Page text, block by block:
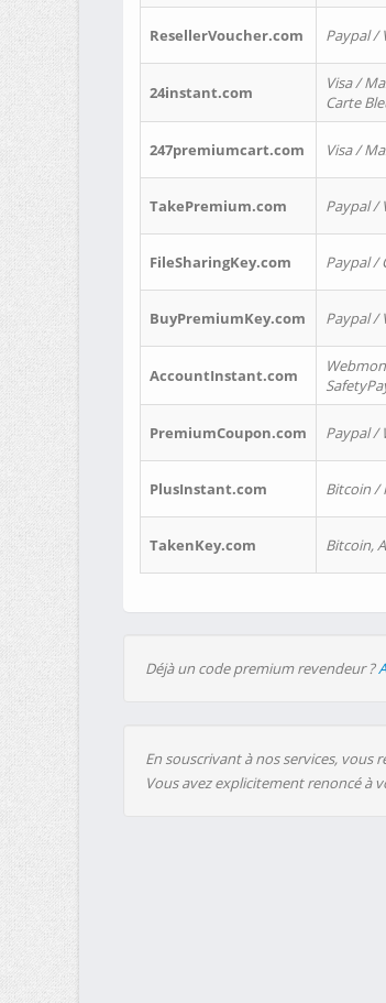
ResellerVoucher.com Paypal /
24instant.com
Visa /
Carte
247premiumcart.com Visa /
TakePremium.com Paypal /
FileSharingKey.com Paypal /
BuyPremiumKey.com Paypal /
AccountInstant.com
PremiumCoupon.com Paypal /
PlusInstant.com Bitcoin /
TakenKey.com Bitcoin,
Déjà un code premium revendeur ?
En souscrivant à nos services,
Vous avez explicitement renoncé à